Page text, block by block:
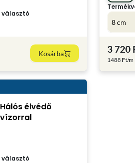
választó
Kosárba
8 cm
3 720
1488 Ft/m
Hálós élvédő
vízorral
választó